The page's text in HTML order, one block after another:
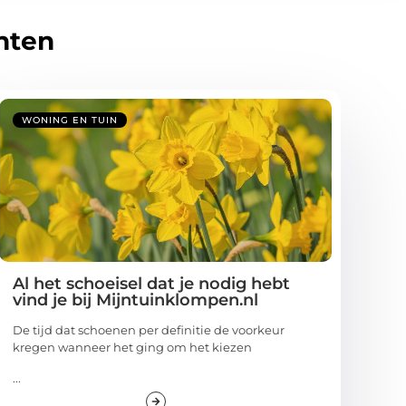
WONING EN TUIN
Al het schoeisel dat je nodig hebt
vind je bij Mijntuinklompen.nl
De tijd dat schoenen per definitie de voorkeur
kregen wanneer het ging om het kiezen
...